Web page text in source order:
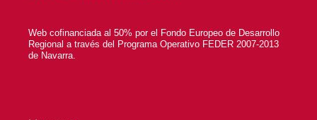
Web cofinanciada al 50% por el Fondo Europeo de Desarrollo
Regional a través del Programa Operativo FEDER 2007-2013
de Navarra.